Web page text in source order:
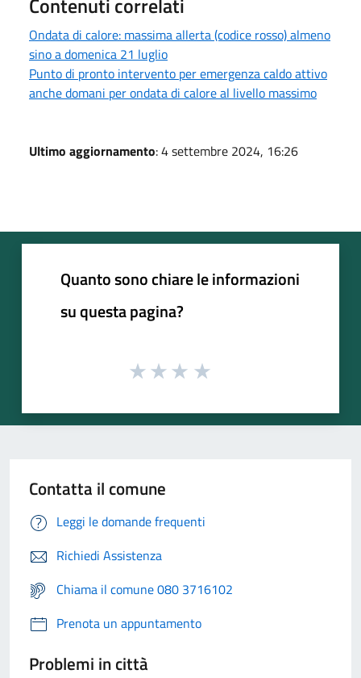
Ondata di calore: massima allerta (codice rosso) almeno
sino a domenica 21 luglio
Punto di pronto intervento per emergenza caldo attivo
anche domani per ondata di calore al livello massimo
Ultimo aggiornamento: 4 settembre 2024, 16:26
Quanto sono chiare le informazioni
su questa pagina?
Contatta il comune
Leggi le domande frequenti
Richiedi Assistenza
Chiama il comune 080 3716102
Prenota un appuntamento
Problemi in città